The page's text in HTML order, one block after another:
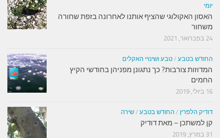
יומי
האסון האקולוגי שהציף אותנו לאחרונה בזפת שחורה
משחור
24 בפברואר, 2021
החודש בטבע / טבע ושינויי האקלים
המדוזות צורבות? כך נתגונן מפניהן בחודשי הקיץ
החמים
16 ביולי, 2019
דודיק הלפרין / החודש בטבע / שירה
קן למשתכן – מאת דודיק
31 במרץ, 2019